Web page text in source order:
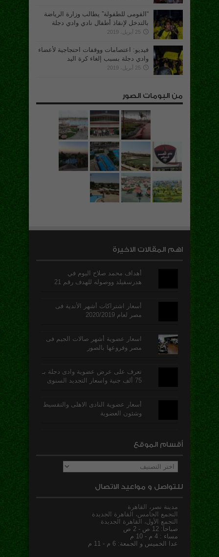
“القومى للطفولة” يطالب وزارة الرياضة
بالتدخل لإنقاذ أطفال نادي وادي دجلة
25 أبريل، 2019
فيديو: اعتصامات ووقفات احتجاجية لأعضاء
وادي دجلة بسبب إلغاء كرة اليد
25 أبريل، 2019
من البومات الصور
اهم المقالات الاخيرة
أهداف محمد صلاح اليوم في
هدرسفيلد ووصوله للهدف رقم 21
أسعار اشتراكات أشهر الأندية فى
مصر لعام 2020/2019
اسعار عضوية أشهر صالات الجيم فى
مصر وفروعها بالصور
تعرف على عرض عضوية وادى دجلة بـ
75 ألف جنية واسعار التجديد السنوى
أسعار عضوية النادى الاهلى والتقسيط
وشئون العضوية
أقسام الموقع
أقسام
الموقع
للتواصل و مواعيد الاتصال
مدينة نصر، القاهرة
التجمع الخامس، القاهرة الجديدة
التجمع الأول، القاهرة الجديدة
صباحا: 12 ص - 2 ص
مساء : 4 م - 10 م
عدا الخميس و الجمعة: 6 م - 11 م